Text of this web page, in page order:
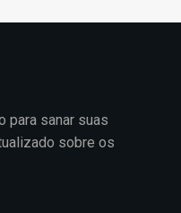
para sanar suas
sobre os